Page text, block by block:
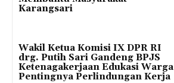
Karangsari
Wakil Ketua Komisi IX DPR RI
drg. Putih Sari Gandeng BPJS
Ketenagakerjaan Edukasi Warga
Pentingnya Perlindungan Kerja